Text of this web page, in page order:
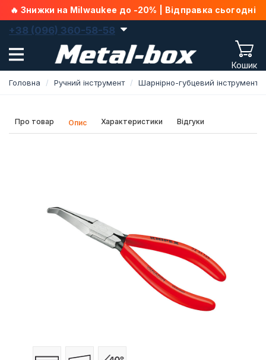
🔥 Знижки на Milwaukee до -20% | Відправка сьогодні
+38 (096) 360-58-58
Кошик
Головна Ручний інструмент Шарнірно-губцевий інструмент
Про товар Опис Характеристики Відгуки